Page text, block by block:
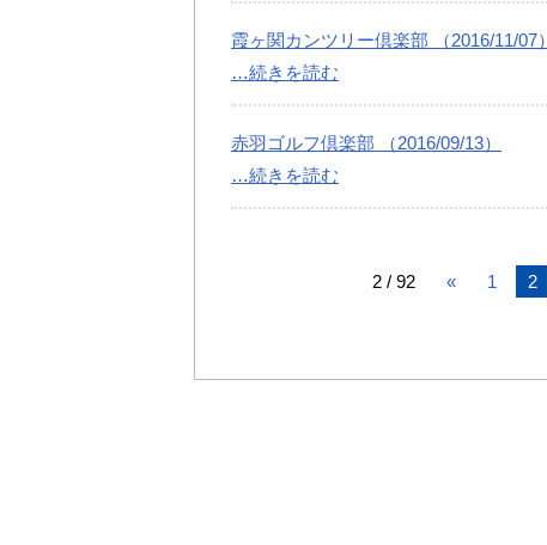
霞ヶ関カンツリー倶楽部 （2016/11/07）
…続きを読む
赤羽ゴルフ倶楽部 （2016/09/13）
…続きを読む
2 / 92 « 1 2